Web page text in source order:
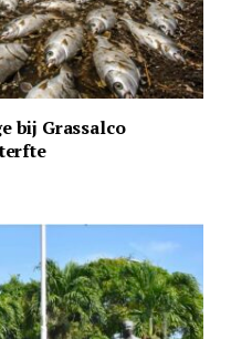
bij Grassalco